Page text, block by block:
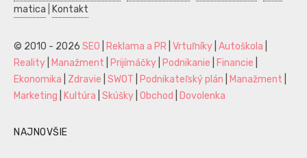
matica
Kontakt
© 2010 - 2026 SEO Reklama a PR Vrtuľníky Autoškola
Reality
Manažment Prijímáčky Podnikanie Financie
Ekonomika
Zdravie SWOT Podnikateľský plán Manažment
Marketing
Kultúra Skúšky Obchod Dovolenka
NAJNOVŠIE